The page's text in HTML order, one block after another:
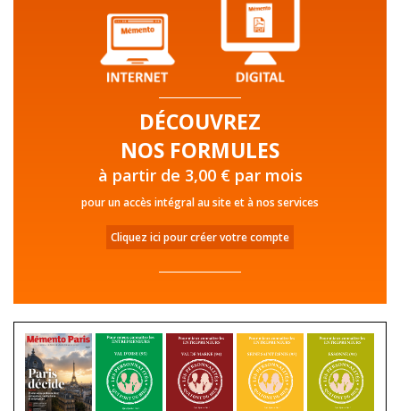
DÉCOUVREZ
NOS FORMULES
à partir de 3,00 € par mois
pour un accès intégral au site et à nos services
Cliquez ici pour créer votre compte